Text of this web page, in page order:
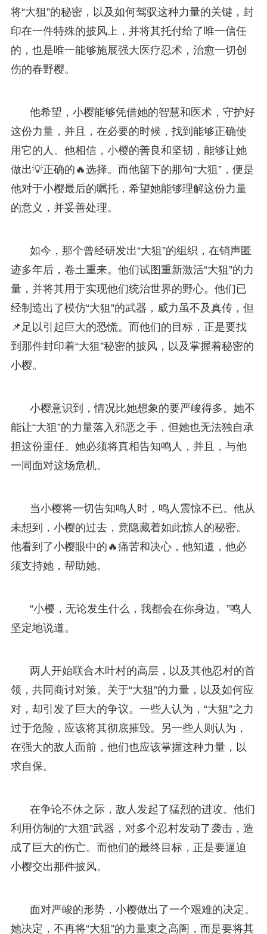
将“大狙”的秘密，以及如何驾驭这种力量的关键，封
印在一件特殊的披风上，并将其托付给了唯一信任
的，也是唯一能够施展强大医疗忍术，治愈一切创
伤的春野樱。
他希望，小樱能够凭借她的智慧和医术，守护好
这份力量，并且，在必要的时候，找到能够正确使
用它的人。他相信，小樱的善良和坚韧，能够让她
做出💡正确的🔥选择。而他留下的那句“大狙”，便是
他对于小樱最后的嘱托，希望她能够理解这份力量
的意义，并妥善处理。
如今，那个曾经研发出“大狙”的组织，在销声匿
迹多年后，卷土重来。他们试图重新激活“大狙”的力
量，并将其用于实现他们统治世界的野心。他们已
经制造出了模仿“大狙”的武器，威力虽不及真传，但
📌足以引起巨大的恐慌。而他们的目标，正是要找
到那件封印着“大狙”秘密的披风，以及掌握着秘密的
小樱。
小樱意识到，情况比她想象的要严峻得多。她不
能让“大狙”的力量落入邪恶之手，但她也无法独自承
担这份重任。她必须将真相告知鸣人，并且，与他
一同面对这场危机。
当小樱将一切告知鸣人时，鸣人震惊不已。他从
未想到，小樱的过去，竟隐藏着如此惊人的秘密。
他看到了小樱眼中的🔥痛苦和决心，他知道，他必
须支持她，帮助她。
“小樱，无论发生什么，我都会在你身边。”鸣人
坚定地说道。
两人开始联合木叶村的高层，以及其他忍村的首
领，共同商讨对策。关于“大狙”的力量，以及如何应
对，却引发了巨大的争议。一些人认为，“大狙”之力
过于危险，应该将其彻底摧毁。另一些人则认为，
在强大的敌人面前，他们也应该掌握这种力量，以
求自保。
在争论不休之际，敌人发起了猛烈的进攻。他们
利用仿制的“大狙”武器，对多个忍村发动了袭击，造
成了巨大的伤亡。而他们的最终目标，正是要逼迫
小樱交出那件披风。
面对严峻的形势，小樱做出了一个艰难的决定。
她决定，不再将“大狙”的力量束之高阁，而是要将其